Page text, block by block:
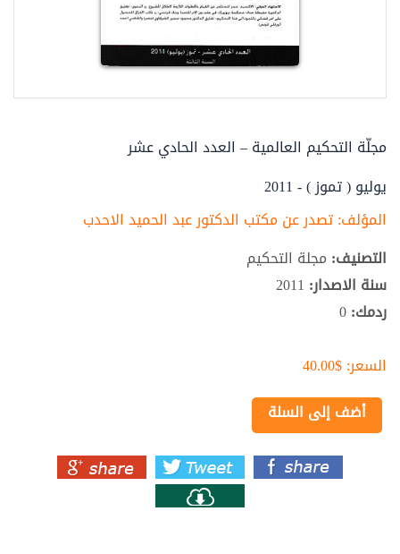
مجلّة التحكيم العالمية – العدد الحادي عشر
يوليو ( تموز ) - 2011
المؤلف:تصدر عن مكتب الدكتور عبد الحميد الاحدب
التصنيف: مجلة التحكيم
سنة الاصدار: 2011
ردمك:0
السعر:$40.00
أضف إلى السلة